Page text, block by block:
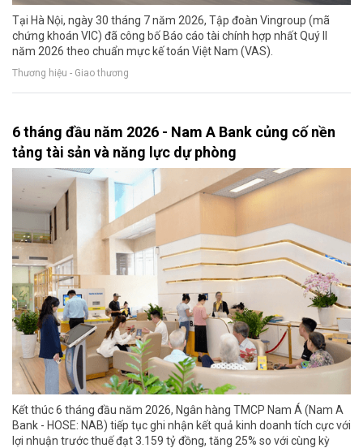
Tại Hà Nội, ngày 30 tháng 7 năm 2026, Tập đoàn Vingroup (mã
chứng khoán VIC) đã công bố Báo cáo tài chính hợp nhất Quý II
năm 2026 theo chuẩn mực kế toán Việt Nam (VAS).
Thương hiệu - Giao thương
6 tháng đầu năm 2026 - Nam A Bank củng cố nền
tảng tài sản và năng lực dự phòng
Kết thúc 6 tháng đầu năm 2026, Ngân hàng TMCP Nam Á (Nam A
Bank - HOSE: NAB) tiếp tục ghi nhận kết quả kinh doanh tích cực với
lợi nhuận trước thuế đạt 3.159 tỷ đồng, tăng 25% so với cùng kỳ